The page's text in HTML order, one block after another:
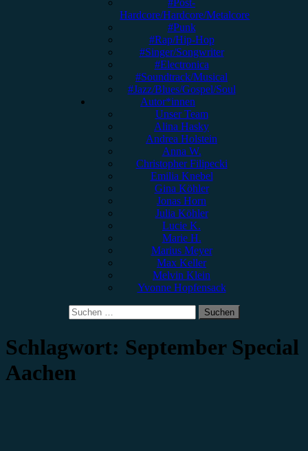
#Post-
Hardcore/Hardcore/Metalcore
#Punk
#Rap/Hip-Hop
#Singer/Songwriter
#Electronica
#Soundtrack/Musical
#Jazz/Blues/Gospel/Soul
Autor*innen
Unser Team
Alina Hasky
Andrea Holstein
Anna W.
Christopher Filipecki
Emilia Knebel
Gina Köhler
Jonas Horn
Julia Köhler
Lucie K.
Marie H.
Marius Meyer
Max Keller
Melvin Klein
Yvonne Hopfensack
Suchen
nach:
Schlagwort: September Special
Aachen